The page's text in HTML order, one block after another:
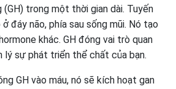
trong một thời gian dài. Tuyến
đáy não, phía sau sống mũi. Nó tạo
khác. GH đóng vai trò quan
lý sự phát triển thể chất của bạn.
GH vào máu, nó sẽ kích hoạt gan